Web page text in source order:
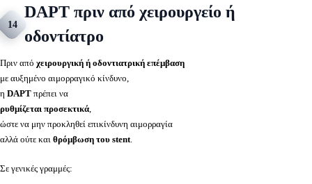
14
DAPT πριν από χειρουργείο ή
οδοντίατρο
Πριν από χειρουργική ή οδοντιατρική επέμβαση
με αυξημένο αιμορραγικό κίνδυνο,
η DAPT πρέπει να
ρυθμίζεται προσεκτικά,
ώστε να μην προκληθεί επικίνδυνη αιμορραγία
αλλά ούτε και θρόμβωση του stent.
Σε γενικές γραμμές: